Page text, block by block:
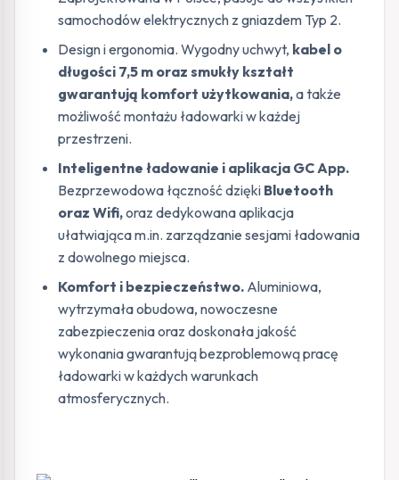
samochodów elektrycznych z gniazdem Typ 2.
Design i ergonomia. Wygodny uchwyt, kabel o
długości 7,5 m oraz smukły kształt
gwarantują komfort użytkowania,a także
możliwość montażu ładowarki w każdej
przestrzeni.
Inteligentne ładowanie i aplikacja GC App.
Bezprzewodowa łączność dzięki Bluetooth
oraz Wifi,oraz dedykowana aplikacja
ułatwiająca m.in. zarządzanie sesjami ładowania
z dowolnego miejsca.
Komfort i bezpieczeństwo. Aluminiowa,
wytrzymała obudowa, nowoczesne
zabezpieczenia oraz doskonała jakość
wykonania gwarantują bezproblemową pracę
ładowarki w każdych warunkach
atmosferycznych.